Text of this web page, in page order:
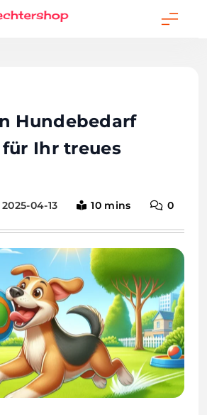
Hundebedarf
Ihr treues
2025-04-13 10 mins 0